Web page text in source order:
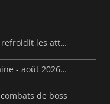
Steam Frame : une fuite sur le prix refroidit les attentes VR
Sorties de jeux vidéo de cette semaine - août 2026 (semaine 32)
de boss